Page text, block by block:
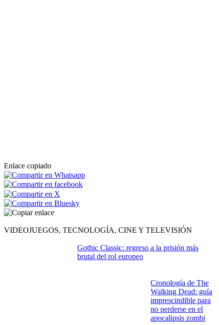
Enlace copiado
VIDEOJUEGOS, TECNOLOGÍA, CINE Y TELEVISIÓN
Gothic Classic: regreso a la prisión más
brutal del rol europeo
Cronología de The
Walking Dead: guía
imprescindible para
no perderse en el
apocalipsis zombi